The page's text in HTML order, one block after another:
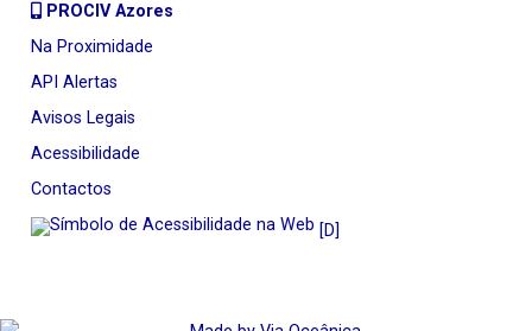
PROCIV Azores
Na Proximidade
API Alertas
Avisos Legais
Acessibilidade
Contactos
[D]